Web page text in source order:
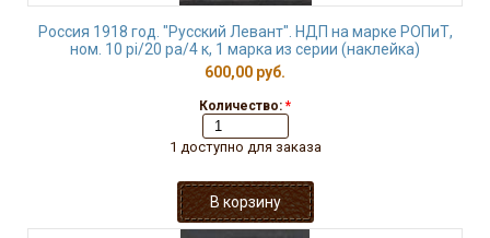
Россия 1918 год. "Русский Левант". НДП на марке РОПиТ,
ном. 10 pi/20 pa/4 к, 1 марка из серии (наклейка)
600,00 руб.
Количество: *
1 доступно для заказа